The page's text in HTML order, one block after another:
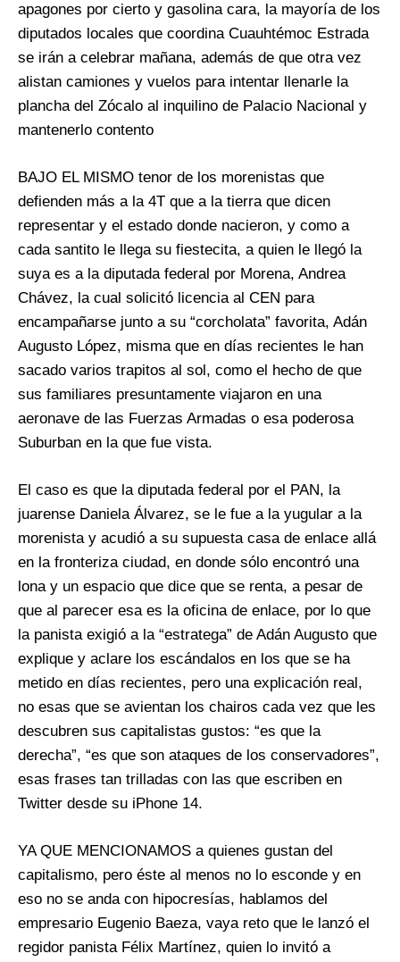
apagones por cierto y gasolina cara, la mayoría de los
diputados locales que coordina Cuauhtémoc Estrada
se irán a celebrar mañana, además de que otra vez
alistan camiones y vuelos para intentar llenarle la
plancha del Zócalo al inquilino de Palacio Nacional y
mantenerlo contento
BAJO EL MISMO tenor de los morenistas que
defienden más a la 4T que a la tierra que dicen
representar y el estado donde nacieron, y como a
cada santito le llega su fiestecita, a quien le llegó la
suya es a la diputada federal por Morena, Andrea
Chávez, la cual solicitó licencia al CEN para
encampañarse junto a su “corcholata” favorita, Adán
Augusto López, misma que en días recientes le han
sacado varios trapitos al sol, como el hecho de que
sus familiares presuntamente viajaron en una
aeronave de las Fuerzas Armadas o esa poderosa
Suburban en la que fue vista.
El caso es que la diputada federal por el PAN, la
juarense Daniela Álvarez, se le fue a la yugular a la
morenista y acudió a su supuesta casa de enlace allá
en la fronteriza ciudad, en donde sólo encontró una
lona y un espacio que dice que se renta, a pesar de
que al parecer esa es la oficina de enlace, por lo que
la panista exigió a la “estratega” de Adán Augusto que
explique y aclare los escándalos en los que se ha
metido en días recientes, pero una explicación real,
no esas que se avientan los chairos cada vez que les
descubren sus capitalistas gustos: “es que la
derecha”, “es que son ataques de los conservadores”,
esas frases tan trilladas con las que escriben en
Twitter desde su iPhone 14.
YA QUE MENCIONAMOS a quienes gustan del
capitalismo, pero éste al menos no lo esconde y en
eso no se anda con hipocresías, hablamos del
empresario Eugenio Baeza, vaya reto que le lanzó el
regidor panista Félix Martínez, quien lo invitó a